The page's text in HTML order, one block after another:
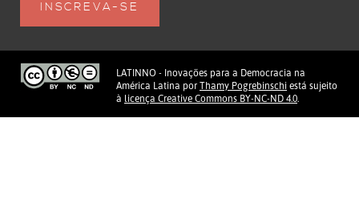
LATINNO - Inovações para a Democracia na
América Latina por Thamy Pogrebinschi está sujeito
à licença Creative Commons BY-NC-ND 4.0.